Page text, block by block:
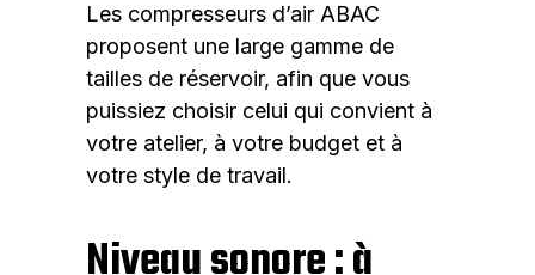
Les compresseurs d’air ABAC
proposent une large gamme de
tailles de réservoir, afin que vous
puissiez choisir celui qui convient à
votre atelier, à votre budget et à
votre style de travail.